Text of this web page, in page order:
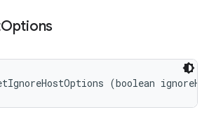
Options
(boolean